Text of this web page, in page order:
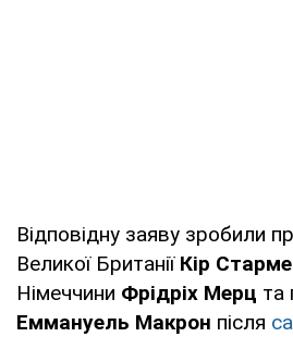
Відповідну заяву зробили
Великої Британії Кір
Німеччини Фрідріх Мерц та
Еммануель Макрон після